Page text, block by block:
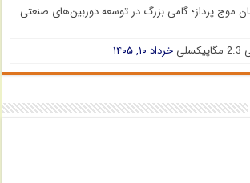
موج پرداز؛ گامی بزرگ در توسعه دوربین‌های صنعتی
خرداد ۱۰, ۱۴۰۵